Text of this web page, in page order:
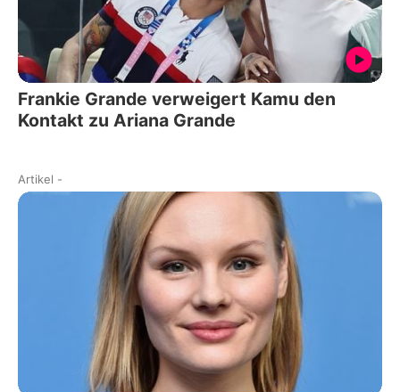
Frankie Grande verweigert Kamu den
Kontakt zu Ariana Grande
Artikel -